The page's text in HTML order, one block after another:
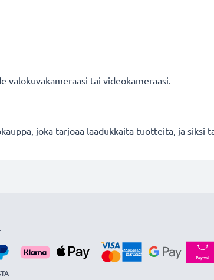
valokuvakameraasi tai videokameraasi.
joka tarjoaa laadukkaita tuotteita, ja siksi